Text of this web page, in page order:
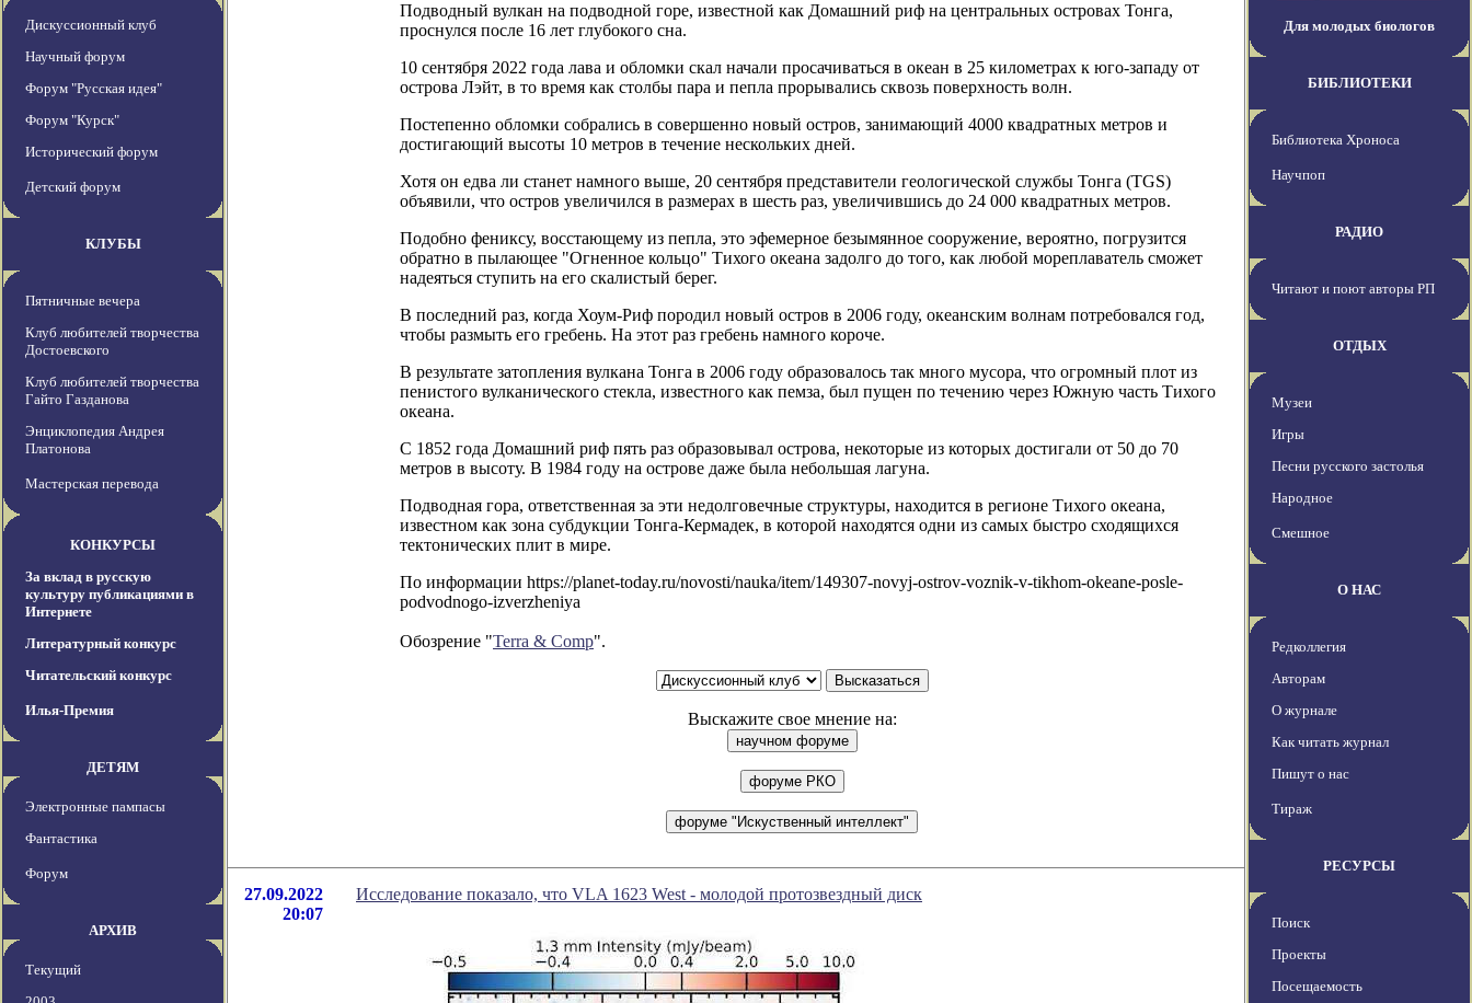
Дискуссионный клуб
Научный форум
Форум "Русская идея"
Форум "Курск"
Исторический форум
Детский форум
КЛУБЫ
Пятничные вечера
Клуб любителей творчества
Достоевского
Клуб любителей творчества
Гайто Газданова
Энциклопедия Андрея
Платонова
Мастерская перевода
КОНКУРСЫ
За вклад в русскую
культуру публикациями в
Интернете
Литературный конкурс
Читательский конкурс
Илья-Премия
ДЕТЯМ
Электронные пампасы
Фантастика
Форум
АРХИВ
Текущий
Подводный вулкан на подводной горе, известной как Домашний риф на центральных островах Тонга,
проснулся после 16 лет глубокого сна.
10 сентября 2022 года лава и обломки скал начали просачиваться в океан в 25 километрах к юго-западу от
острова Лэйт, в то время как столбы пара и пепла прорывались сквозь поверхность волн.
Постепенно обломки собрались в совершенно новый остров, занимающий 4000 квадратных метров и
достигающий высоты 10 метров в течение нескольких дней.
Хотя он едва ли станет намного выше, 20 сентября представители геологической службы Тонга (TGS)
объявили, что остров увеличился в размерах в шесть раз, увеличившись до 24 000 квадратных метров.
Подобно фениксу, восстающему из пепла, это эфемерное безымянное сооружение, вероятно, погрузится
обратно в пылающее "Огненное кольцо" Тихого океана задолго до того, как любой мореплаватель сможет
надеяться ступить на его скалистый берег.
В последний раз, когда Хоум-Риф породил новый остров в 2006 году, океанским волнам потребовался год,
чтобы размыть его гребень. На этот раз гребень намного короче.
В результате затопления вулкана Тонга в 2006 году образовалось так много мусора, что огромный плот из
пенистого вулканического стекла, известного как пемза, был пущен по течению через Южную часть Тихого
океана.
С 1852 года Домашний риф пять раз образовывал острова, некоторые из которых достигали от 50 до 70
метров в высоту. В 1984 году на острове даже была небольшая лагуна.
Подводная гора, ответственная за эти недолговечные структуры, находится в регионе Тихого океана,
известном как зона субдукции Тонга-Кермадек, в которой находятся одни из самых быстро сходящихся
тектонических плит в мире.
По информации https://planet-today.ru/novosti/nauka/item/149307-novyj-ostrov-voznik-v-tikhom-okeane-posle-
podvodnogo-izverzheniya
Обозрение "Terra & Comp".
Выскажите свое мнение на:
27.09.2022
20:07
Исследование показало, что VLA 1623 West - молодой протозвездный диск
Для молодых биологов
БИБЛИОТЕКИ
Библиотека Хроноса
Научпоп
РАДИО
Читают и поют авторы РП
ОТДЫХ
Музеи
Игры
Песни русского застолья
Народное
Смешное
О НАС
Редколлегия
Авторам
О журнале
Как читать журнал
Пишут о нас
Тираж
РЕСУРСЫ
Поиск
Проекты
Посещаемость